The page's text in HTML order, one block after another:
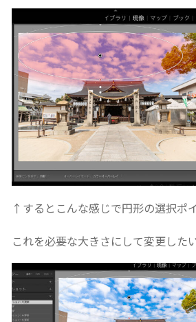
↑するとこんな感じで円形の選択ポ
これを必要な大きさにして変更した